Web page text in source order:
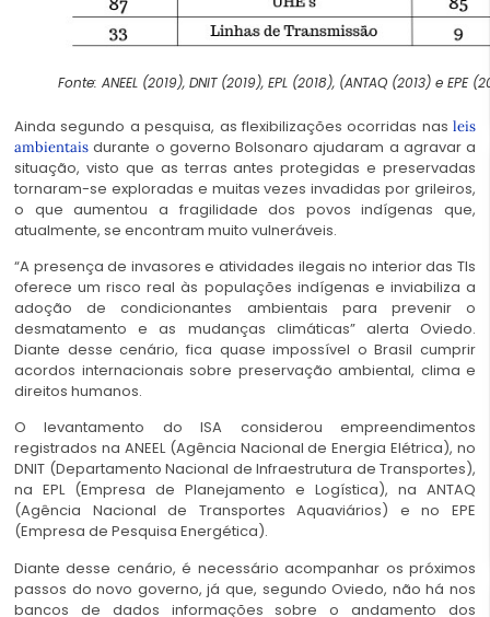
Fonte: ANEEL (2019), DNIT (2019), EPL (2018), (ANTAQ (2013) e EPE
Ainda segundo a pesquisa, as flexibilizações ocorridas nas leis
ambientais durante o governo Bolsonaro ajudaram a agravar a
situação, visto que as terras antes protegidas e preservadas
tornaram-se exploradas e muitas vezes invadidas por grileiros,
o que aumentou a fragilidade dos povos indígenas que,
atualmente, se encontram muito vulneráveis.
“A presença de invasores e atividades ilegais no interior das TIs
oferece um risco real às populações indígenas e inviabiliza a
adoção de condicionantes ambientais para prevenir o
desmatamento e as mudanças climáticas” alerta Oviedo.
Diante desse cenário, fica quase impossível o Brasil cumprir
acordos internacionais sobre preservação ambiental, clima e
direitos humanos.
O levantamento do ISA considerou empreendimentos
registrados na ANEEL (Agência Nacional de Energia Elétrica), no
DNIT (Departamento Nacional de Infraestrutura de Transportes),
na EPL (Empresa de Planejamento e Logística), na ANTAQ
(Agência Nacional de Transportes Aquaviários) e no EPE
(Empresa de Pesquisa Energética).
Diante desse cenário, é necessário acompanhar os próximos
passos do novo governo, já que, segundo Oviedo, não há nos
bancos de dados informações sobre o andamento dos